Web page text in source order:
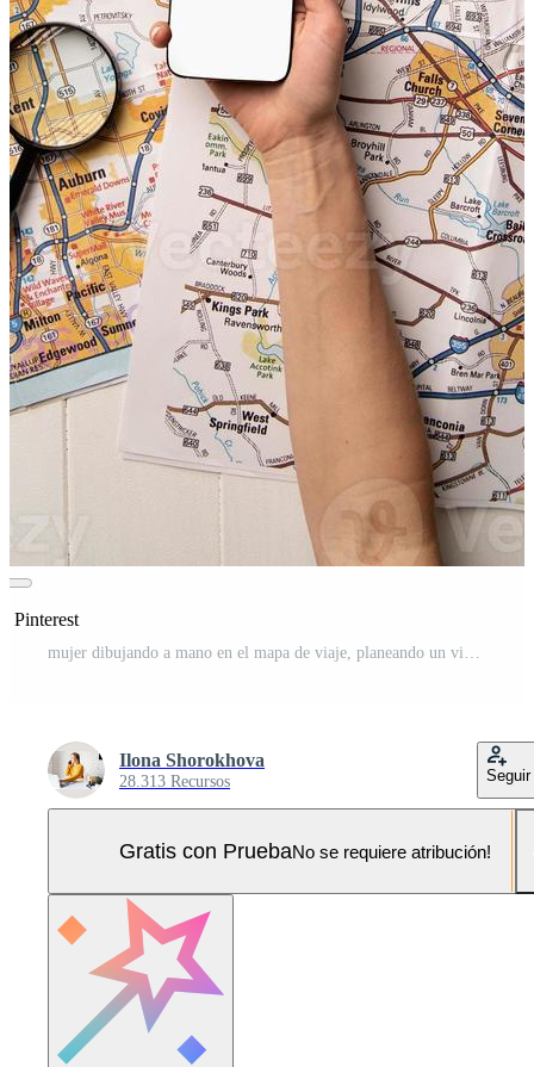
Pinterest
mujer dibujando a mano en el mapa de viaje, planeando un viaje o unas vacaciones Foto Pro
Ilona Shorokhova
28.313 Recursos Seguir
Gratis con PruebaNo se requiere atribución!